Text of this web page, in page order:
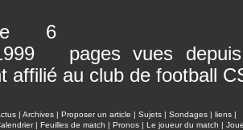
pages vues
affilié au club de football
| Archives | Proposer un article | Sujets | Sondages | liens |
| Feuilles de match | Pronos | Le joueur du match |